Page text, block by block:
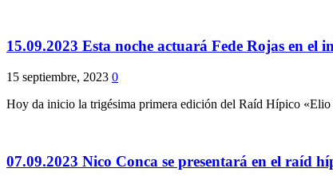
15.09.2023 Esta noche actuará Fede Rojas en
15 septiembre, 2023 0
Hoy da inicio la trigésima primera edición del Raíd Hípico «Elio
07.09.2023 Nico Conca se presentará en el raíd